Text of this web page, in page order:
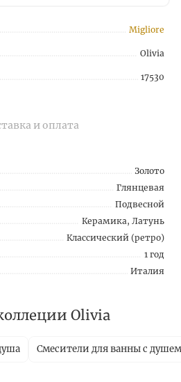
Migliore
Olivia
17530
и оплата
Золото
Глянцевая
Подвесной
Керамика, Латунь
Классический (ретро)
1 год
Италия
Olivia
Смесители для ванны с душем